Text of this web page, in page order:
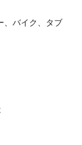
、バイク、タブ